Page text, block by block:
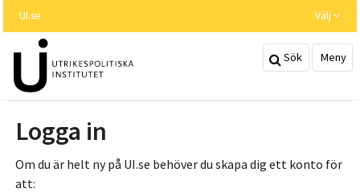
huvudinnehållet
UI.se Välj
Sök Meny
Logga in
Om du är helt ny på UI.se behöver du skapa dig ett konto för
att: